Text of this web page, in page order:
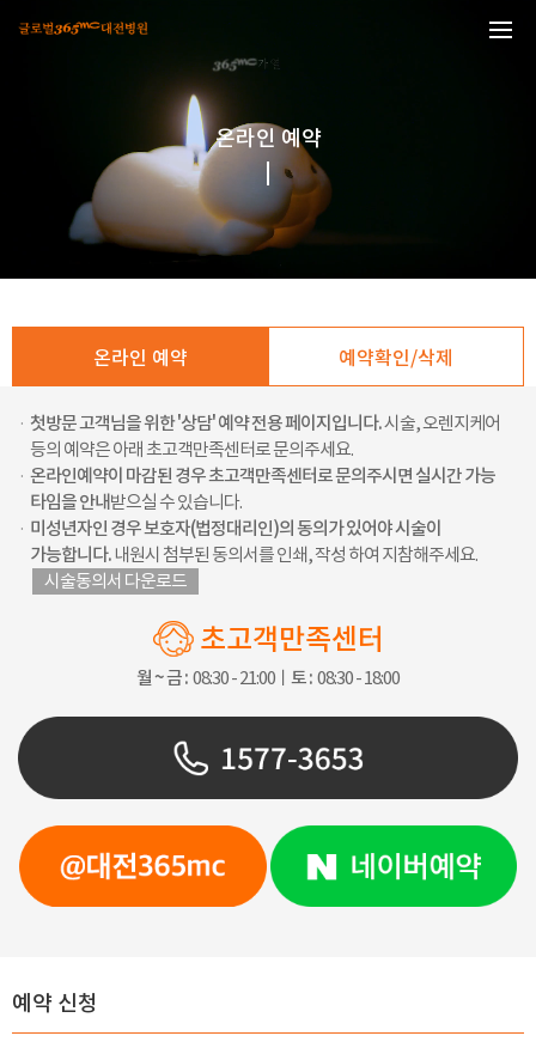
온라인 예약
온라인 예약 예약확인/삭제
· 첫방문 고객님을 위한 '상담' 예약 전용 페이지입니다.시술, 오렌지케어
등의 예약은 아래 초고객만족센터로 문의주세요.
· 온라인예약이 마감된 경우 초고객만족센터로 문의주시면 실시간 가능
타임을 안내받으실 수 있습니다.
· 미성년자인 경우 보호자(법정대리인)의 동의가 있어야 시술이
가능합니다. 내원시 첨부된 동의서를 인쇄, 작성 하여 지참해주세요.
시술동의서 다운로드
초고객만족센터
월 ~ 금 : 08:30 - 21:00ㅣ 토 : 08:30 - 18:00
예약 신청